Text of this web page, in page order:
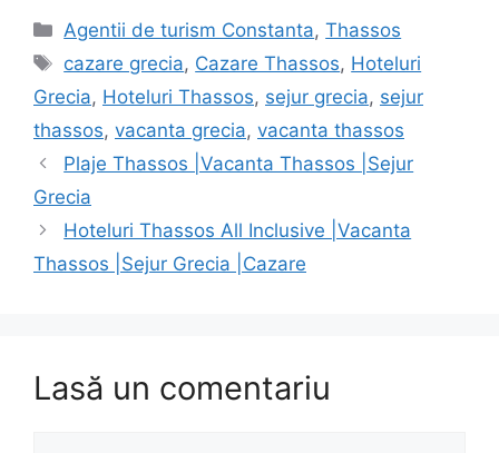
Categorii
Agentii de turism Constanta,Thassos
Etichete
cazare grecia, Cazare Thassos, Hoteluri
Grecia, Hoteluri Thassos, sejur grecia, sejur
thassos, vacanta grecia, vacanta thassos
Plaje Thassos |Vacanta Thassos |Sejur
Grecia
Hoteluri Thassos All Inclusive |Vacanta
Thassos |Sejur Grecia |Cazare
Lasă un comentariu